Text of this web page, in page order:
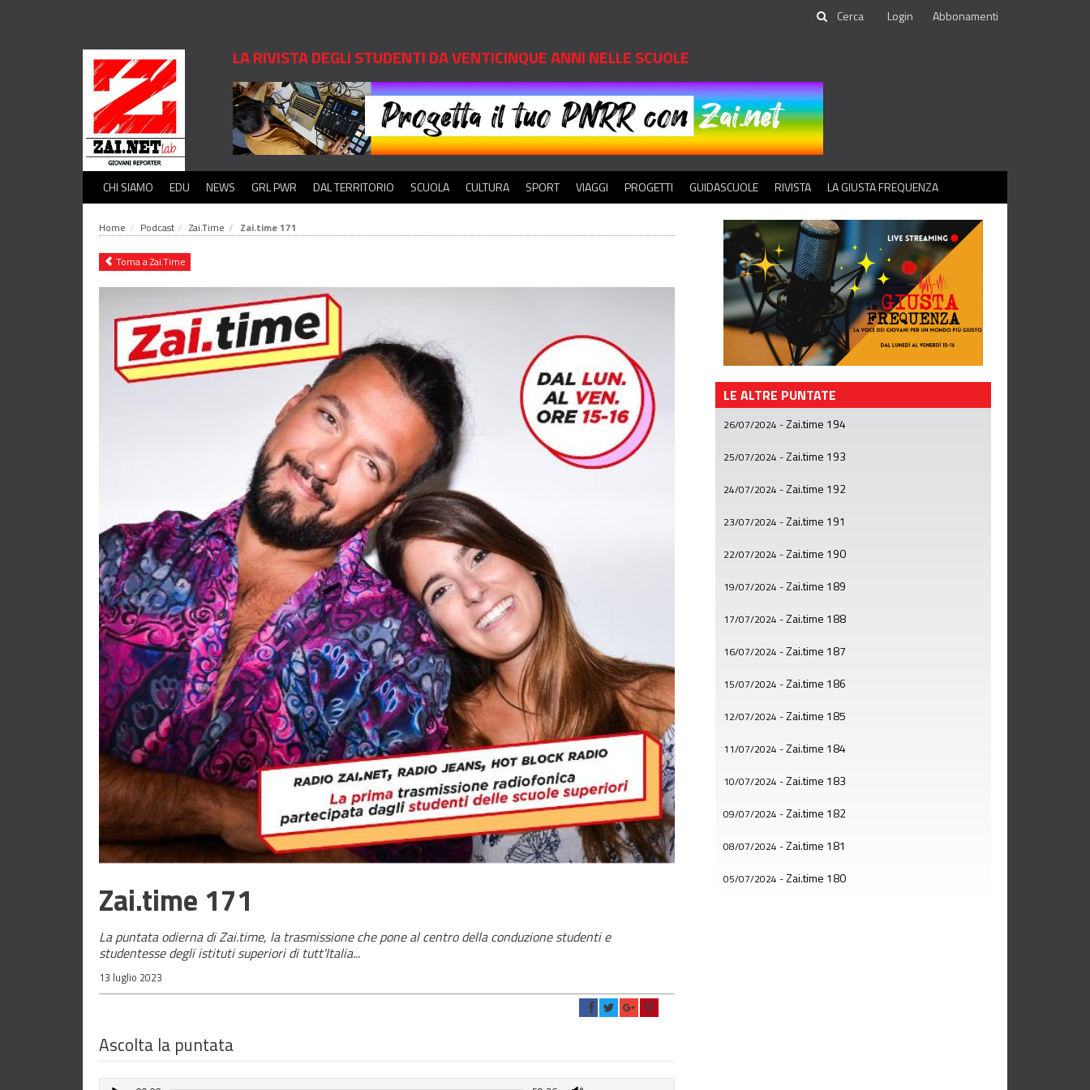
Login Abbonamenti
LA RIVISTA DEGLI STUDENTI DA VENTICINQUE ANNI NELLE SCUOLE
CHI SIAMO EDU NEWS GRL PWR DAL TERRITORIO SCUOLA CULTURA SPORT VIAGGI PROGETTI GUIDASCUOLE RIVISTA LA GIUSTA FREQUENZA
Home Podcast Zai.Time Zai.time 171
Torna a Zai.Time
Zai.time 171
La puntata odierna di Zai.time, la trasmissione che pone al centro della conduzione studenti e
studentesse degli istituti superiori di tutt'Italia...
13 luglio 2023
Ascolta la puntata
LE ALTRE PUNTATE
26/07/2024 -Zai.time 194
25/07/2024 -Zai.time 193
24/07/2024 -Zai.time 192
23/07/2024 -Zai.time 191
22/07/2024 -Zai.time 190
19/07/2024 -Zai.time 189
17/07/2024 -Zai.time 188
16/07/2024 -Zai.time 187
15/07/2024 -Zai.time 186
12/07/2024 -Zai.time 185
11/07/2024 -Zai.time 184
10/07/2024 -Zai.time 183
09/07/2024 -Zai.time 182
08/07/2024 -Zai.time 181
05/07/2024 -Zai.time 180